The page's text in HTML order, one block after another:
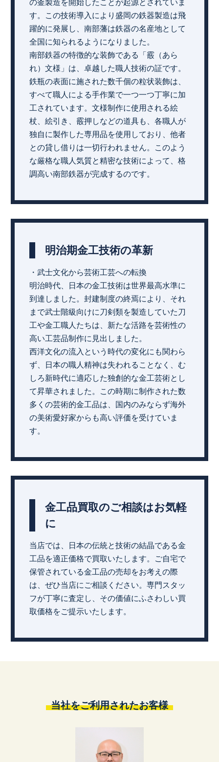
の釜製造を開始したことが起源とされていま
す。この技術導入により盛岡の鉄器製造は飛
躍的に発展し、南部藩は鉄器の名産地として
全国に知られるようになりました。
南部鉄器の特徴的な装飾である「霰（あら
れ）文様」は、卓越した職人技術の証です。
鉄瓶の表面に施された数千個の粒状装飾は、
すべて職人による手作業で一つ一つ丁寧に加
工されています。文様制作に使用される絵
杖、絵引き、霰押しなどの道具も、各職人が
独自に製作した専用品を使用しており、他者
との貸し借りは一切行われません。このよう
な厳格な職人気質と精密な技術によって、格
調高い南部鉄器が完成するのです。
明治期金工技術の革新
・武士文化から芸術工芸への転換
明治時代、日本の金工技術は世界最高水準に
到達しました。封建制度の終焉により、それ
まで武士階級向けに刀剣類を製造していた刀
工や金工職人たちは、新たな活路を芸術性の
高い工芸品制作に見出しました。
西洋文化の流入という時代の変化にも関わら
ず、日本の職人精神は失われることなく、む
しろ新時代に適応した独創的な金工芸術とし
て昇華されました。この時期に制作された数
多くの芸術的金工品は、国内のみならず海外
の美術愛好家からも高い評価を受けていま
す。
金工品買取のご相談はお気軽
に
当店では、日本の伝統と技術の結晶である金
工品を適正価格で買取いたします。ご自宅で
保管されている金工品の売却をお考えの際
は、ぜひ当店にご相談ください。専門スタッ
フが丁寧に査定し、その価値にふさわしい買
取価格をご提示いたします。
当社をご利用されたお客様